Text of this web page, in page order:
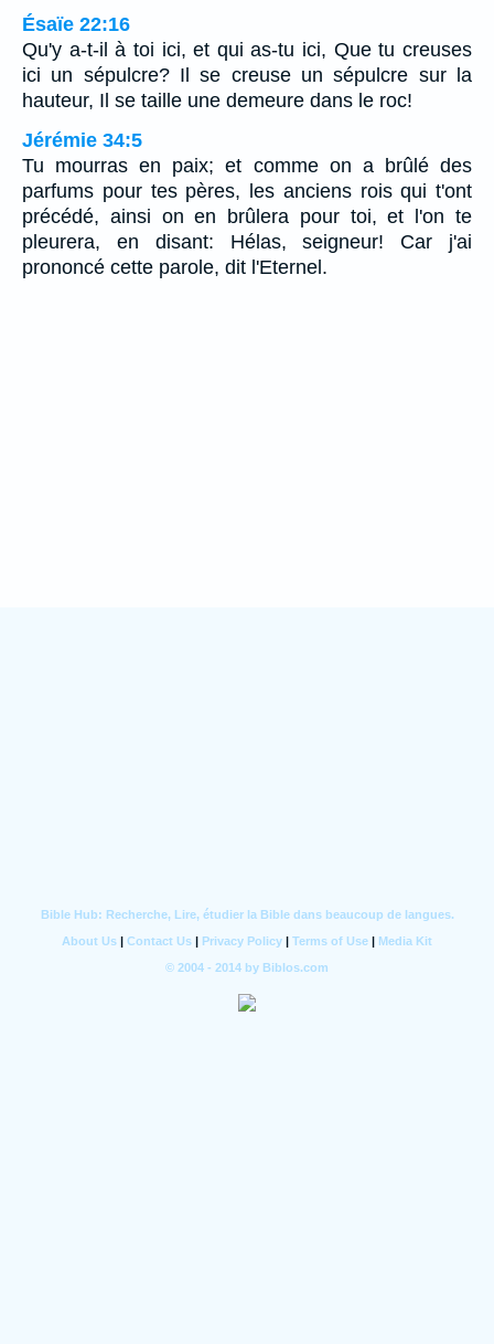
Ésaïe 22:16
Qu'y a-t-il à toi ici, et qui as-tu ici, Que tu creuses
ici un sépulcre? Il se creuse un sépulcre sur la
hauteur, Il se taille une demeure dans le roc!
Jérémie 34:5
Tu mourras en paix; et comme on a brûlé des
parfums pour tes pères, les anciens rois qui t'ont
précédé, ainsi on en brûlera pour toi, et l'on te
pleurera, en disant: Hélas, seigneur! Car j'ai
prononcé cette parole, dit l'Eternel.